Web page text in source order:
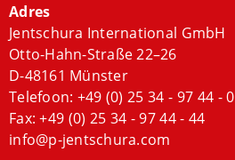
Adres
Jentschura International GmbH
Otto-Hahn-Straße 22–26
D-48161 Münster
Telefoon: +49 (0) 25 34 - 97 44 - 0
Fax: +49 (0) 25 34 - 97 44 - 44
info@p-jentschura.com